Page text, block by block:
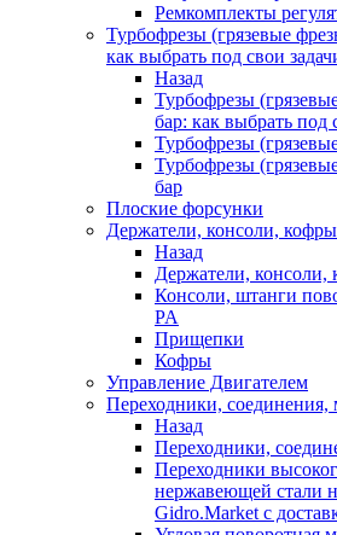
Ремкомплекты
Турбофрезы (грязевые
как выбрать под свои
Назад
Турбофрезы
бар: как выбрать под
Турбофрезы
Турбофрезы
бар
Плоские форсунки
Держатели, консоли,
Назад
Держатели,
Консоли, штанги
PA
Прищепки
Кофры
Управление Двигателем
Переходники,
Назад
Переходники,
Переходники
нержавеющей стали
Gidro.Market с